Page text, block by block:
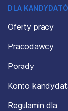
DLA
Oferty pracy
Pracodawcy
Porady
Konto
Regulamin dla